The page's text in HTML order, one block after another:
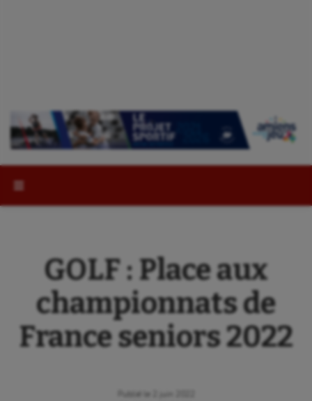
GOLF : Place aux
championnats de
France seniors 2022
Publié le